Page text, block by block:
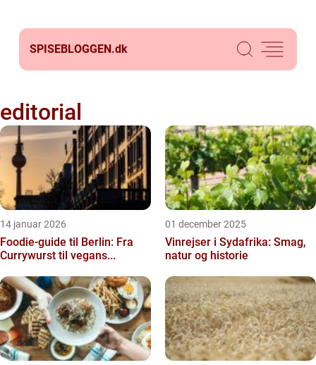
SPISEBLOGGEN.dk
editorial
14 januar 2026
Foodie-guide til Berlin: Fra
Currywurst til vegans...
01 december 2025
Vinrejser i Sydafrika: Smag,
natur og historie